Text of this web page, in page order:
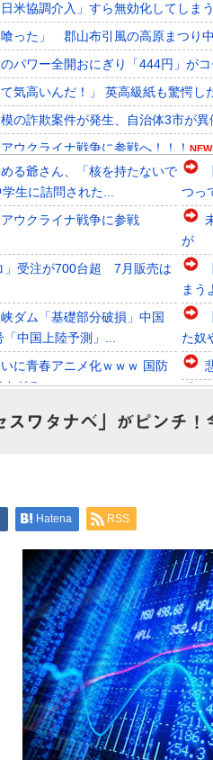
日米協調介入」すら無効化してしま
った」 郡山布引風の高原まつり
のパワー全開おにぎり「444円」が
気高いんだ！」 英高級紙も驚愕
の詐欺案件が発生、自治体3市が異
ウクライナ戦争に参戦へ！！！
で美人すぎる女子高校生マネー
ジ失墜は免れないのか？2011〜
変わらない日本の女子高生の姿に韓
RSS
る爺さん、「核を持たないで
生に詰問された...
アウクライナ戦争に参戦
」受注が700台超 7月販売は
ダム「基礎部分破損」中国
中国上陸予測」...
に青春アニメ化ｗｗｗ 国防
ぎる
3000万円超の新型センチュリ
ｗ
RSS
つっ
が
まう
た奴
スワタナベ」がピンチ！
Hatena RSS